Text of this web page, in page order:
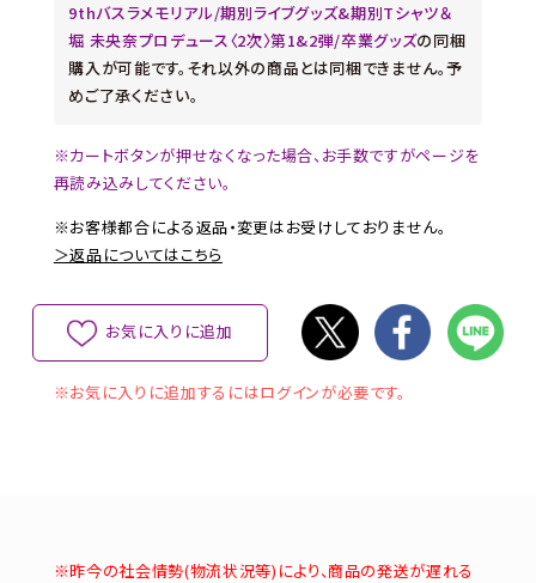
9thバスラメモリアル/期別ライブグッズ&期別Tシャツ＆
堀 未央奈プロデュース〈2次〉第1&2弾/卒業グッズの同梱
購入が可能です。それ以外の商品とは同梱できません。予
めご了承ください。
※カートボタンが押せなくなった場合、お手数ですがページを
再読み込みしてください。
※お客様都合による返品・変更はお受けしておりません。
＞返品についてはこちら
お気に入りに追加
※お気に入りに追加するにはログインが必要です。
※昨今の社会情勢(物流状況等)により、商品の発送が遅れる